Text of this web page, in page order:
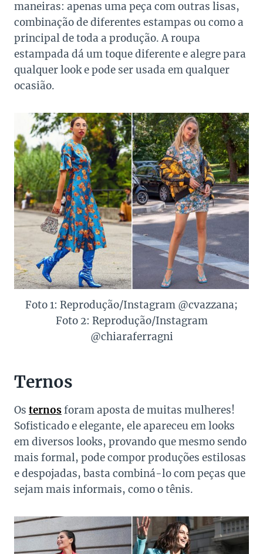
maneiras: apenas uma peça com outras lisas,
combinação de diferentes estampas ou como a
principal de toda a produção. A roupa
estampada dá um toque diferente e alegre para
qualquer look e pode ser usada em qualquer
ocasião.
Foto 1: Reprodução/Instagram @cvazzana;
Foto 2: Reprodução/Instagram
@chiaraferragni
Ternos
Os ternosforam aposta de muitas mulheres!
Sofisticado e elegante, ele apareceu em looks
em diversos looks, provando que mesmo sendo
mais formal, pode compor produções estilosas
e despojadas, basta combiná-lo com peças que
sejam mais informais, como o tênis.